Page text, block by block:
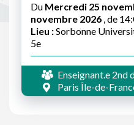
Du Mercredi 25
novembre 2026 , de
Lieu :Sorbonne
5e
Enseignant.e 2nd
Paris Île-de-